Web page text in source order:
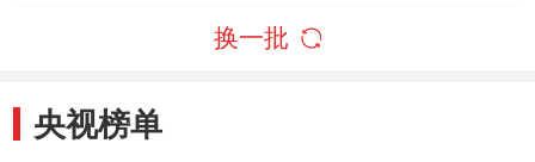
换一批
央视榜单